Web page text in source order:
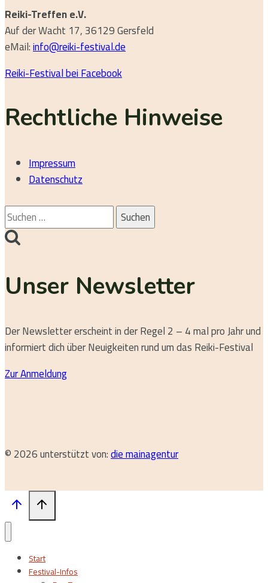
Reiki-Treffen e.V.
Auf der Wacht 17, 36129 Gersfeld
eMail:info@reiki-festival.de
Reiki-Festival bei Facebook
Rechtliche Hinweise
Impressum
Datenschutz
Suchen
nach:
Unser Newsletter
Der Newsletter erscheint in der Regel 2 – 4 mal pro Jahr und
informiert dich über Neuigkeiten rund um das Reiki-Festival
Zur Anmeldung
© 2026 unterstützt von:die mainagentur
Start
Festival-Infos